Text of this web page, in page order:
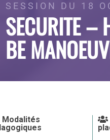
SESSION DU 18
SECURITE –
BE
Modalités